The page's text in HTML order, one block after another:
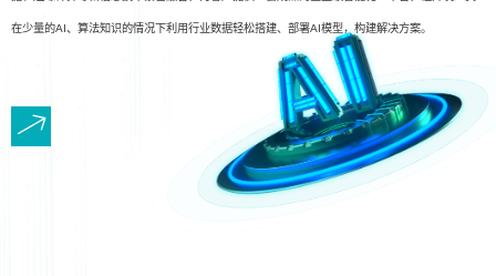
在少量的AI、算法知识的情况下利用行业数据轻松搭建、部署AI模型，构建解决方案。